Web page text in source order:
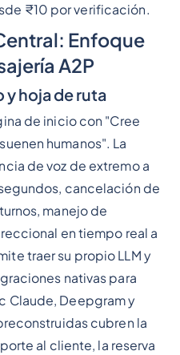
₹10 por verificación.
Enfoque
A2P
hoja de ruta
de inicio con "Cree
humanos". La
de voz de extremo a
cancelación de
manejo de
en tiempo real a
traer su propio LLM y
nativas para
Claude, Deepgram y
cubren la
al cliente, la reserva